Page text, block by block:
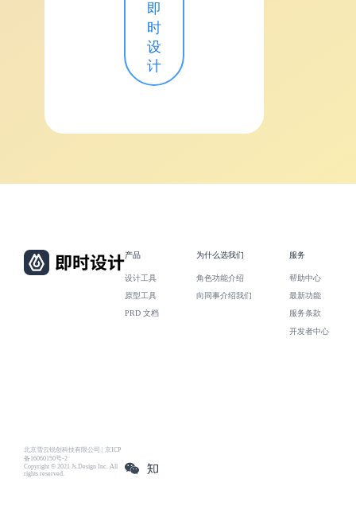
即
时
设
计
北京雪云锐创科技有限公司 | 京ICP
备16060150号-2
Copyright © 2021 Js.Design Inc. All
rights reserved.
产品
设计工具
原型工具
PRD 文档
为什么选我们
角色功能介绍
向同事介绍我们
服务
帮助中心
最新功能
服务条款
开发者中心